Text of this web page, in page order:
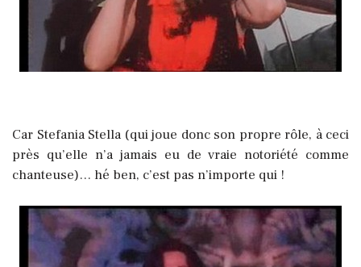
Car Stefania Stella (qui joue donc son propre rôle, à ceci
près qu’elle n’a jamais eu de vraie notoriété comme
chanteuse)… hé ben, c’est pas n’importe qui !